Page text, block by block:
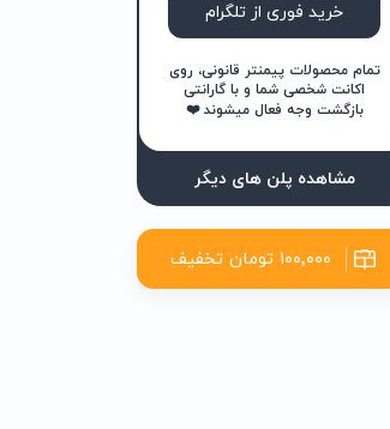
خرید فوری از تلگرام
تمام محصولات پیمنتر قانونی، روی
اکانت شخصی شما و با گارانتی
بازگشت وجه فعال میشوند ❤️
مشاهده پلن های دیگر
۱۰۰٬۰۰۰ تومان تخفیف